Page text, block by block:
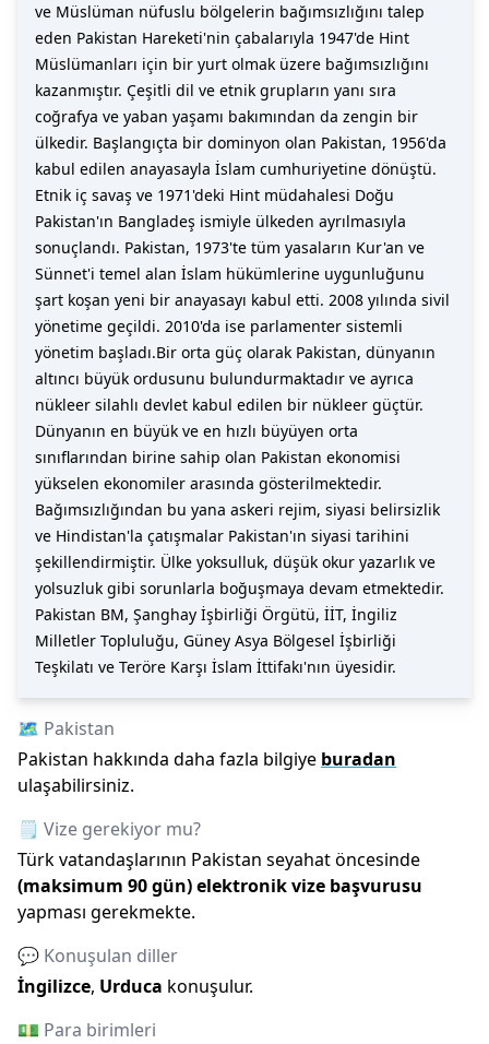
ve Müslüman nüfuslu bölgelerin bağımsızlığını talep
eden Pakistan Hareketi'nin çabalarıyla 1947'de Hint
Müslümanları için bir yurt olmak üzere bağımsızlığını
kazanmıştır. Çeşitli dil ve etnik grupların yanı sıra
coğrafya ve yaban yaşamı bakımından da zengin bir
ülkedir. Başlangıçta bir dominyon olan Pakistan, 1956'da
kabul edilen anayasayla İslam cumhuriyetine dönüştü.
Etnik iç savaş ve 1971'deki Hint müdahalesi Doğu
Pakistan'ın Bangladeş ismiyle ülkeden ayrılmasıyla
sonuçlandı. Pakistan, 1973'te tüm yasaların Kur'an ve
Sünnet'i temel alan İslam hükümlerine uygunluğunu
şart koşan yeni bir anayasayı kabul etti. 2008 yılında sivil
yönetime geçildi. 2010'da ise parlamenter sistemli
yönetim başladı.Bir orta güç olarak Pakistan, dünyanın
altıncı büyük ordusunu bulundurmaktadır ve ayrıca
nükleer silahlı devlet kabul edilen bir nükleer güçtür.
Dünyanın en büyük ve en hızlı büyüyen orta
sınıflarından birine sahip olan Pakistan ekonomisi
yükselen ekonomiler arasında gösterilmektedir.
Bağımsızlığından bu yana askeri rejim, siyasi belirsizlik
ve Hindistan'la çatışmalar Pakistan'ın siyasi tarihini
şekillendirmiştir. Ülke yoksulluk, düşük okur yazarlık ve
yolsuzluk gibi sorunlarla boğuşmaya devam etmektedir.
Pakistan BM, Şanghay İşbirliği Örgütü, İİT, İngiliz
Milletler Topluluğu, Güney Asya Bölgesel İşbirliği
Teşkilatı ve Teröre Karşı İslam İttifakı'nın üyesidir.
🗺️ Pakistan
Pakistan hakkında daha fazla bilgiye buradan
ulaşabilirsiniz.
🗒️ Vize gerekiyor mu?
Türk vatandaşlarının Pakistan seyahat öncesinde
(maksimum 90gün)elektronik vize başvurusu
yapması gerekmekte.
💬 Konuşulan diller
İngilizce, Urduca konuşulur.
💵 Para birimleri